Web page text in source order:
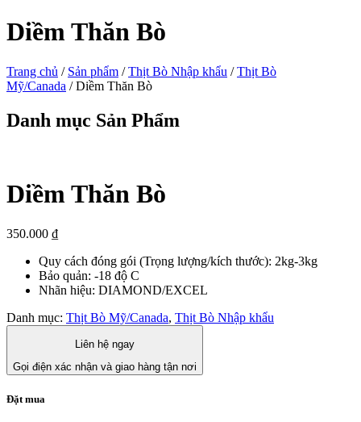
Diềm Thăn Bò
Trang chủ / Sản phẩm /Thịt Bò Nhập khẩu /Thịt Bò
Mỹ/Canada / Diềm Thăn Bò
Danh mục Sản Phẩm
Diềm Thăn Bò
350.000 ₫
Quy cách đóng gói (Trọng lượng/kích thước): 2kg-3kg
Bảo quản: -18 độ C
Nhãn hiệu: DIAMOND/EXCEL
Danh mục: Thịt Bò Mỹ/Canada, Thịt Bò Nhập khẩu
Liên hệ ngay
Gọi điện xác nhận và giao hàng tận nơi
Đặt mua